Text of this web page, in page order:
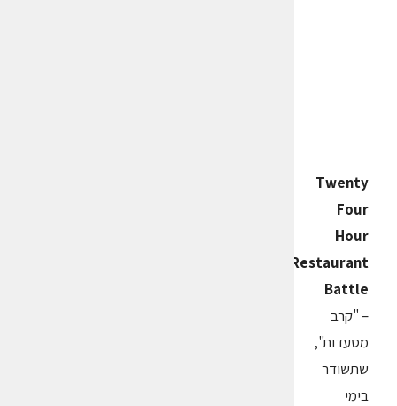
Twenty
Four
Hour
Restaurant
Battle
– "קרב
מסעדות",
שתשודר
בימי